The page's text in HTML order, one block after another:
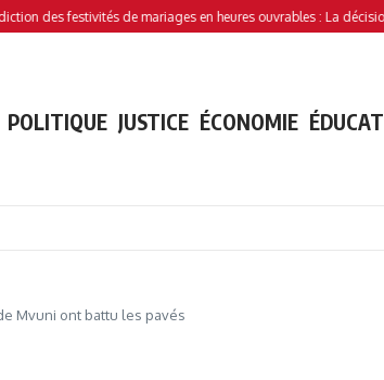
festivités de mariages en heures ouvrables : La décision
POLITIQUE JUSTICE ÉCONOMIE
Mvuni ont battu les pavés